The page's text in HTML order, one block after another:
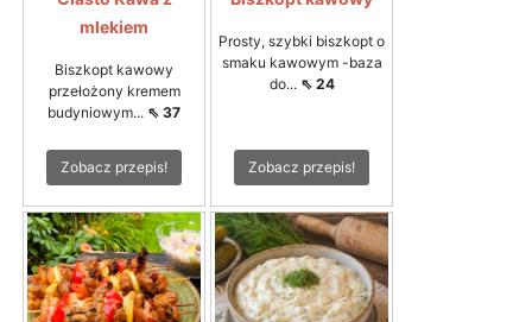
mlekiem
Biszkopt kawowy
przełożony kremem
budyniowym... ⇖ 37
Zobacz przepis!
Prosty, szybki biszkopt o
smaku kawowym -baza
do... ⇖ 24
Zobacz przepis!